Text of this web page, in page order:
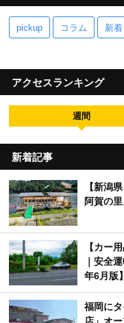
pickup コラム 新着
アクセスランキング
週間
新着記事
【新潟
阿賀の
【カー
｜安全
年6月版】
福岡に